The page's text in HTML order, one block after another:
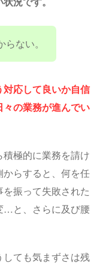
ない。
対応して良いか自信
の業務が進んでい
極的に業務を請け
らすると、何を任
振って失敗された
…と、さらに及び腰
ても気まずさは残